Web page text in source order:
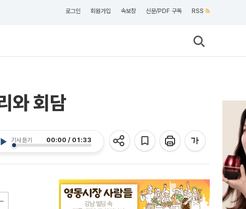
로그인 회원가입 속보창 신문/PDF 구독 RSS
와 회담
기사 듣기 00:00 / 01:33